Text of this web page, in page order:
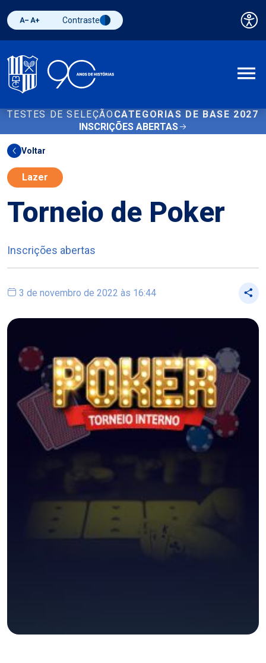
Diminuir fonte
Aumentar fonteAlternar contraste
Contraste
TESTES DE SELEÇÃO CATEGORIAS DE BASE 2027
INSCRIÇÕES ABERTAS
Voltar
Lazer
Torneio de Poker
Inscrições abertas
3 de novembro de 2022 às 16:44